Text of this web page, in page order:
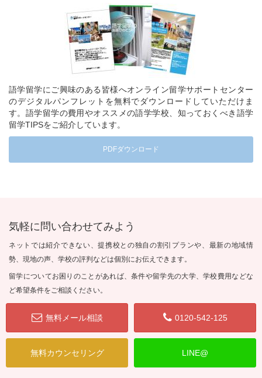
語学留学にご興味のある皆様へオンライン留学サポートセンター
のデジタルパンフレットを無料でダウンロードしていただけま
す。語学留学の費用やオススメの語学学校、知っておくべき語学
留学TIPSをご紹介しています。
PDFダウンロード
気軽に問い合わせてみよう
ネットでは紹介できない、提携校との独自の割引プランや、最新の地域情
勢、現地の声、学校の評判などは個別にお伝えできます。
留学についてお困りのことがあれば、条件や留学先の大学、学校費用などな
ど希望条件をご相談ください。
無料メール相談 0120-542-125
無料カウンセリング LINE@